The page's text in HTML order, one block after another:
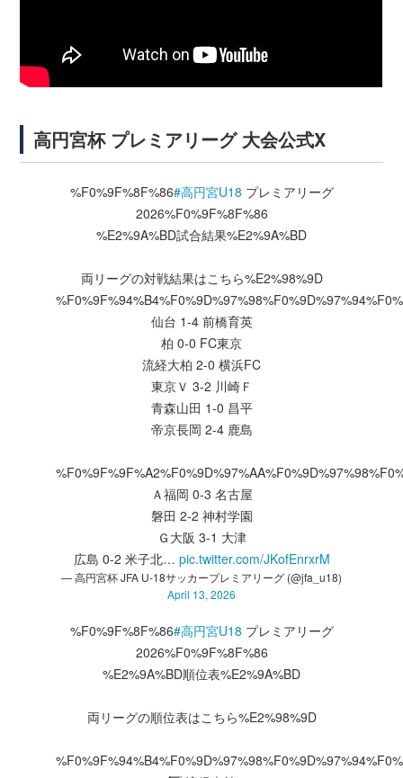
高円宮杯 プレミアリーグ 大会公式X
%F0%9F%8F%86#高円宮U18 プレミアリーグ
2026%F0%9F%8F%86
%E2%9A%BD試合結果%E2%9A%BD
両リーグの対戦結果はこちら%E2%98%9D
仙台 1-4 前橋育英
柏 0-0 FC東京
流経大柏 2-0 横浜FC
東京Ｖ 3-2 川崎Ｆ
青森山田 1-0 昌平
帝京長岡 2-4 鹿島
Ａ福岡 0-3 名古屋
磐田 2-2 神村学園
Ｇ大阪 3-1 大津
広島 0-2 米子北… pic.twitter.com/JKofEnrxrM
— 高円宮杯 JFA U-18サッカープレミアリーグ (@jfa_u18)
April 13, 2026
%F0%9F%8F%86#高円宮U18 プレミアリーグ
2026%F0%9F%8F%86
%E2%9A%BD順位表%E2%9A%BD
両リーグの順位表はこちら%E2%98%9D